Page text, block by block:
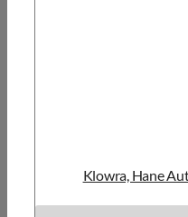
Klowra, Hane